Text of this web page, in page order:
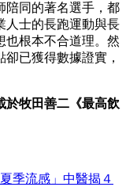
陪同的著名選手，都
人士的長跑運動與長
也根本不合道理。然
已獲得數據證實，
於牧田善二《最高飲
季流感」中醫揭４